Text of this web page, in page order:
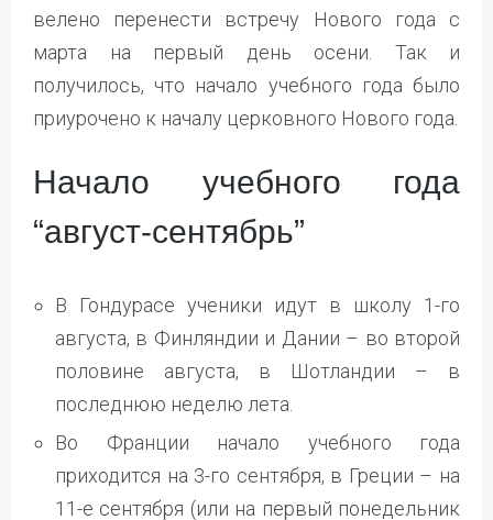
велено перенести встречу Нового года с
марта на первый день осени. Так и
получилось, что начало учебного года было
приурочено к началу церковного Нового года.
Начало учебного года
“август-сентябрь”
В Гондурасе ученики идут в школу 1-го
августа, в Финляндии и Дании – во второй
половине августа, в Шотландии – в
последнюю неделю лета.
Во Франции начало учебного года
приходится на 3-го сентября, в Греции – на
11-е сентября (или на первый понедельник